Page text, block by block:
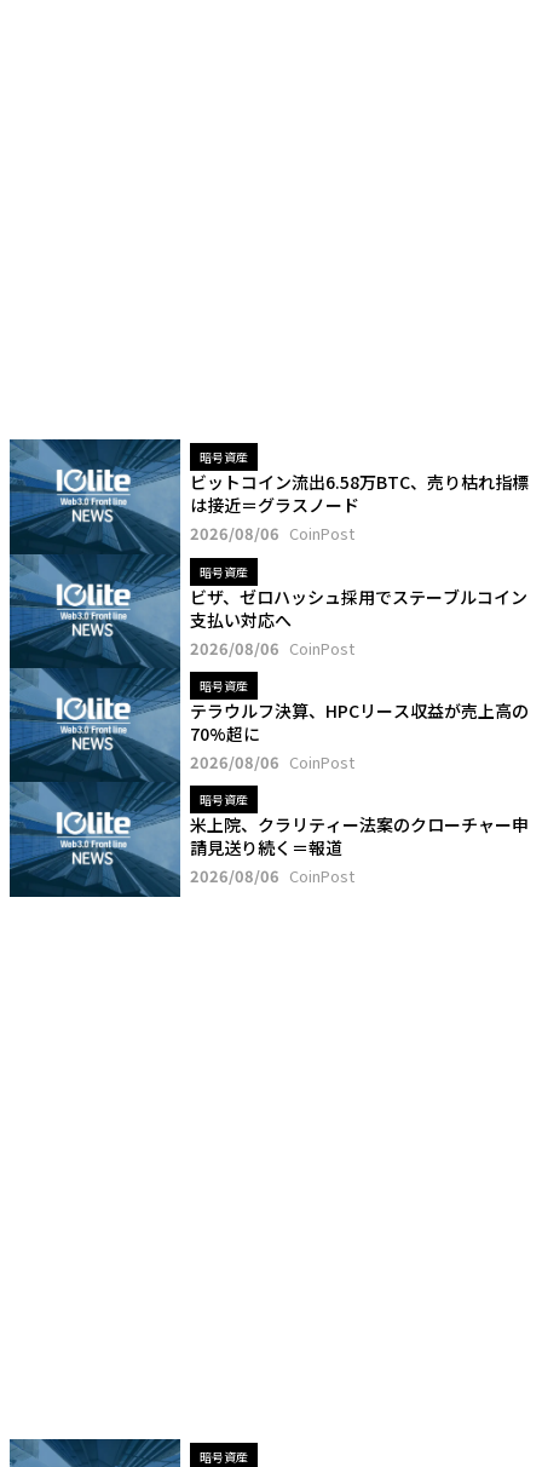
暗号資産
ビットコイン流出6.58万BTC、売り枯れ指標
は接近＝グラスノード
2026/08/06 CoinPost
暗号資産
ビザ、ゼロハッシュ採用でステーブルコイン
支払い対応へ
2026/08/06 CoinPost
暗号資産
テラウルフ決算、HPCリース収益が売上高の
70%超に
2026/08/06 CoinPost
暗号資産
米上院、クラリティー法案のクローチャー申
請見送り続く＝報道
2026/08/06 CoinPost
暗号資産